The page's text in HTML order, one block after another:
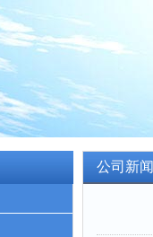
公司新闻